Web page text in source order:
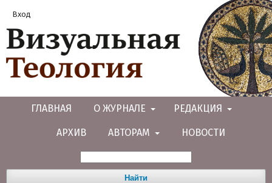
ГЛАВНАЯ О ЖУРНАЛЕ РЕДАКЦИЯ
АРХИВ АВТОРАМ НОВОСТИ
Найти
Вход